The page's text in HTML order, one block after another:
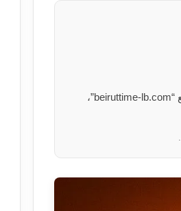
الآراء والمعلومات الواردة في هذا المقال لا تعبر بالضرورة عن رأي موقع “beiruttime-lb.com”،